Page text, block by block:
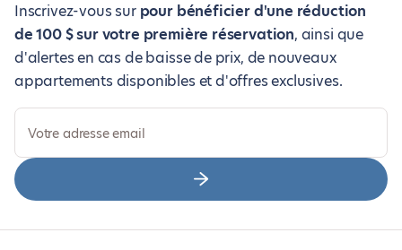
Inscrivez-vous sur pour bénéficier d'une réduction
de 100 $ sur votre première réservation, ainsi que
d'alertes en cas de baisse de prix, de nouveaux
appartements disponibles et d'offres exclusives.
Votre adresse email